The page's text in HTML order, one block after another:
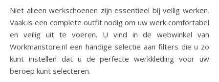
Niet alleen werkschoenen zijn essentieel bij veilig werken.
Vaak is een complete outfit nodig om uw werk comfortabel
en veilig uit te voeren. U vind in de webwinkel van
Workmanstore.nl een handige selectie aan filters die u zo
kunt instellen dat u de perfecte werkkleding voor uw
beroep kunt selecteren.